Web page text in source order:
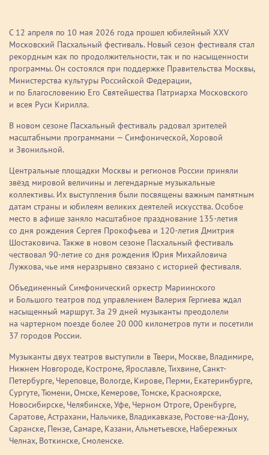
С 12 апреля по 10 мая 2026 года прошел юбилейный XXV
Московский Пасхальный фестиваль. Новый сезон фестиваля стал
рекордным как по продолжительности, так и по насыщенности
программы. Он состоялся при поддержке Правительства Москвы,
Министерства культуры Российской Федерации,
и по Благословению Его Святейшества Патриарха Московского
и всея Руси Кирилла.
В новом сезоне Пасхальный фестиваль радовал зрителей
масштабными программами — Симфонической, Хоровой
и Звонильной.
Центральные площадки Москвы и регионов России приняли
звёзд мировой величины и легендарные музыкальные
коллективы. Их выступления были посвящены важным памятным
датам страны и юбилеям великих деятелей искусства. Особое
место в афише заняло масштабное празднование 135-летия
со дня рождения Сергея Прокофьева и 120-летия Дмитрия
Шостаковича. Также в новом сезоне Пасхальный фестиваль
чествовал 90-летие со дня рождения Юрия Михайловича
Лужкова, чье имя неразрывно связано с историей фестиваля.
Объединенный Симфонический оркестр Мариинского
и Большого театров под управлением Валерия Гергиева ждал
насыщенный маршрут. За 29 дней музыканты преодолели
на чартерном поезде более 20 000 километров пути и посетили
37 городов России.
Музыканты двух театров выступили в Твери, Москве, Владимире,
Нижнем Новгороде, Костроме, Ярославле, Тихвине, Санкт-
Петербурге, Череповце, Вологде, Кирове, Перми, Екатеринбурге,
Сургуте, Тюмени, Омске, Кемерове, Томске, Красноярске,
Новосибирске, Челябинске, Уфе, Черном Отроге, Оренбурге,
Саратове, Астрахани, Нальчике, Владикавказе, Ростове-на-Дону,
Саранске, Пензе, Самаре, Казани, Альметьевске, Набережных
Челнах, Воткинске, Смоленске.